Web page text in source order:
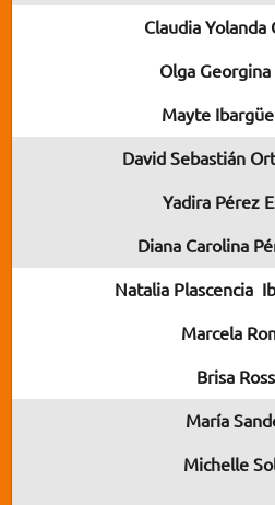
Claudia
Olga
Mayte
David Sebastián
Yadira Pérez
Diana Carolina
Natalia Plascencia
Marcela
Brisa
María
Michelle